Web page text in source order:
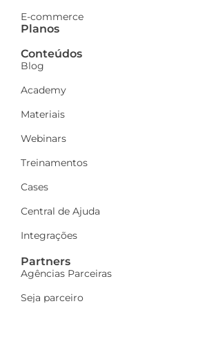
E-commerce
Planos
Conteúdos
Blog
Academy
Materiais
Webinars
Treinamentos
Cases
Central de Ajuda
Integrações
Partners
Agências Parceiras
Seja parceiro